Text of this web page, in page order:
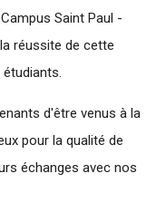
Saint Paul -
réussite de cette
d'être venus à la
pour la qualité de
échanges avec nos